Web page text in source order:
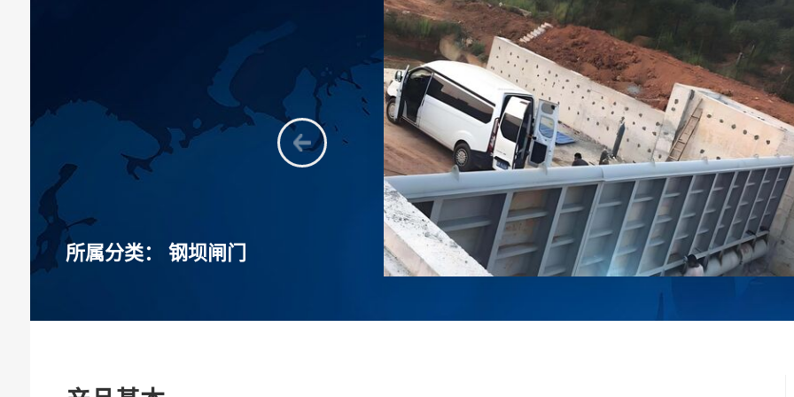
所属分类： 钢坝闸门